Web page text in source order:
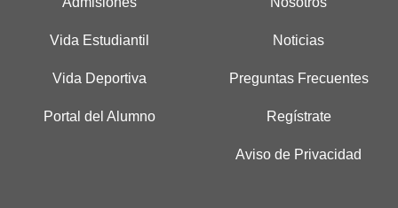
Vida Estudiantil
Vida Deportiva
Portal del Alumno
Noticias
Preguntas Frecuentes
Regístrate
Aviso de Privacidad